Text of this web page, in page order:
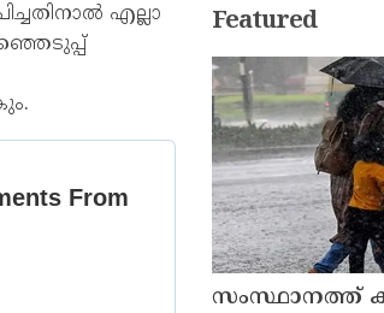
എല്ലാ
Featured
സംസ്ഥാനത്ത്